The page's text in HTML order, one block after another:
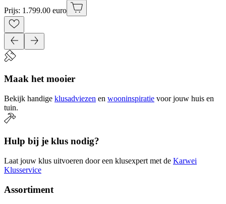
Prijs: 1.799.00 euro
Maak het mooier
Bekijk handige klusadviezen en wooninspiratie voor jouw huis en
tuin.
Hulp bij je klus nodig?
Laat jouw klus uitvoeren door een klusexpert met de Karwei
Klusservice
Assortiment